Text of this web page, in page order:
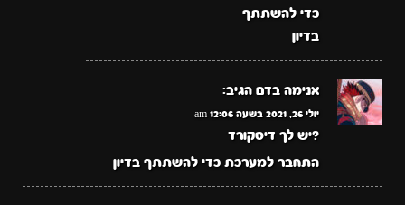
כדי להשתתף
בדיון
אנימה בדם הגיב:
יולי 26, 2021 בשעה 12:06 am
?יש לך דיסקורד
התחבר למערכת כדי להשתתף בדיון